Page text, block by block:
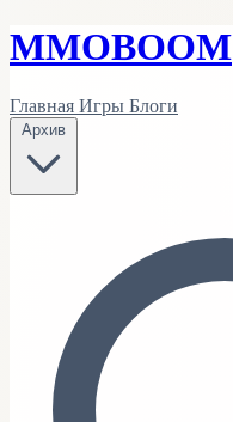
MMOBOOM
Главная Игры Блоги
Архив